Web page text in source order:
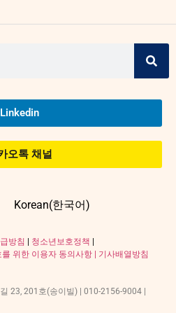
Linkedin
오톡 채널
Korean(한국어)
방침 청소년보호정책
위한 이용자 동의사항 | 기사배열방침
23, 201호(송이빌) | 010-2156-9004 |